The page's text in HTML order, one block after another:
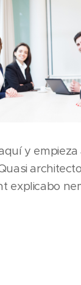
y empieza
explicabo